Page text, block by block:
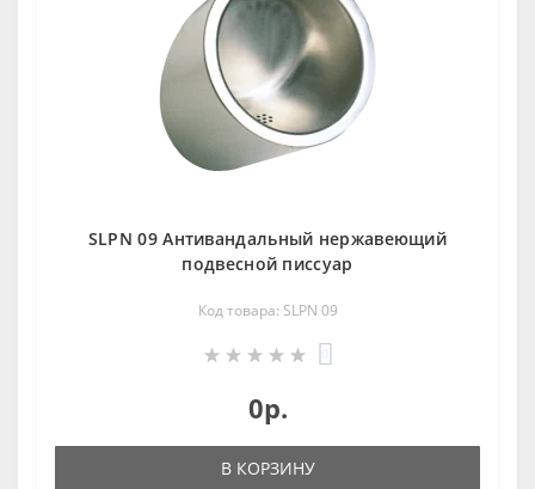
SLPN 09 Антивандальный нержавеющий
подвесной писсуар
Код товара: SLPN 09
0р.
В КОРЗИНУ